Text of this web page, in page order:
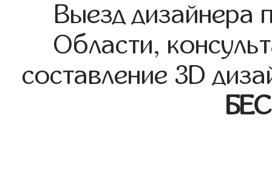
Выезд дизайнера
Области,
составление 3D